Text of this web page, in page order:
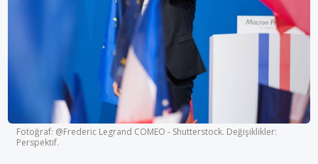
Fotoğraf: @Frederic Legrand COMEO - Shutterstock. Değişiklikler:
Perspektif.